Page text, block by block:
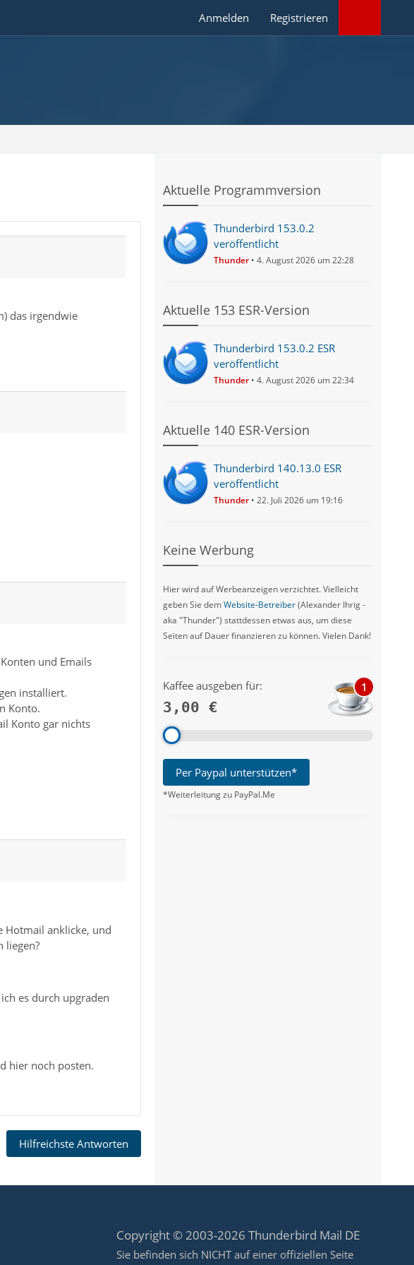
Anmelden Registrieren
das irgendwie
und Emails
installiert.
Konto.
Konto gar nichts
Hotmail anklicke, und
liegen?
es durch upgraden
hier noch posten.
Hilfreichste Antworten
Aktuelle Programmversion
Thunderbird 153.0.2
veröffentlicht
Thunder 4. August 2026 um 22:28
Aktuelle 153 ESR-Version
Thunderbird 153.0.2 ESR
veröffentlicht
Thunder 4. August 2026 um 22:34
Aktuelle 140 ESR-Version
Thunderbird 140.13.0 ESR
veröffentlicht
Thunder 22. Juli 2026 um 19:16
Keine Werbung
Hier wird auf Werbeanzeigen verzichtet. Vielleicht
geben Sie demWebsite-Betreiber(Alexander Ihrig -
aka "Thunder") stattdessen etwas aus, um diese
Seiten auf Dauer finanzieren zu können. Vielen Dank!
Kaffee ausgeben für:
3,00 €
1
Per Paypal unterstützen*
*Weiterleitung zu PayPal.Me
Copyright © 2003-2026 Thunderbird Mail DE
Sie befinden sich NICHT auf einer offiziellen Seite